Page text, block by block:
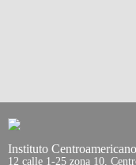
Instituto
12 calle 1-25 zona 10,